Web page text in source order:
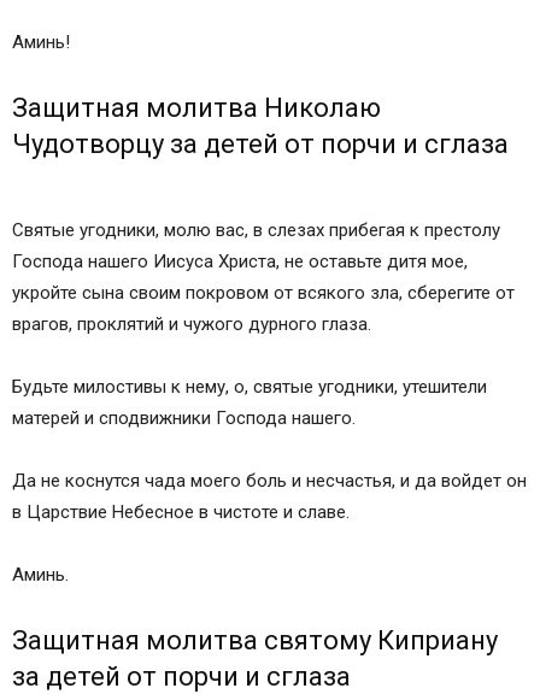
Аминь!
Защитная молитва Николаю
Чудотворцу за детей от порчи и сглаза
Святые угодники, молю вас, в слезах прибегая к престолу
Господа нашего Иисуса Христа, не оставьте дитя мое,
укройте сына своим покровом от всякого зла, сберегите от
врагов, проклятий и чужого дурного глаза.
Будьте милостивы к нему, о, святые угодники, утешители
матерей и сподвижники Господа нашего.
Да не коснутся чада моего боль и несчастья, и да войдет он
в Царствие Небесное в чистоте и славе.
Аминь.
Защитная молитва святому Киприану
за детей от порчи и сглаза